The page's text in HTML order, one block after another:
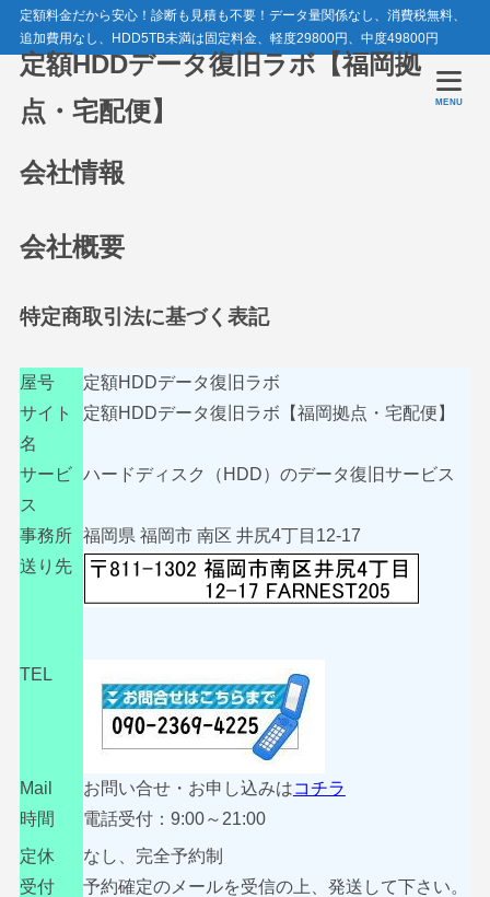
定額料金だから安心！診断も見積も不要！データ量関係なし、消費税無料、
追加費用なし、HDD5TB未満は固定料金、軽度29800円、中度49800円
定額HDDデータ復旧ラボ【福岡拠
点・宅配便】
MENU
会社情報
会社概要
特定商取引法に基づく表記
屋号
定額HDDデータ復旧ラボ
サイト
名
定額HDDデータ復旧ラボ【福岡拠点・宅配便】
サービ
ス
ハードディスク（HDD）のデータ復旧サービス
事務所 福岡県 福岡市 南区 井尻4丁目12-17
送り先
TEL
Mail お問い合せ・お申し込みはコチラ
時間
電話受付：9:00～21:00
定休
なし、完全予約制
受付
予約確定のメールを受信の上、発送して下さい。